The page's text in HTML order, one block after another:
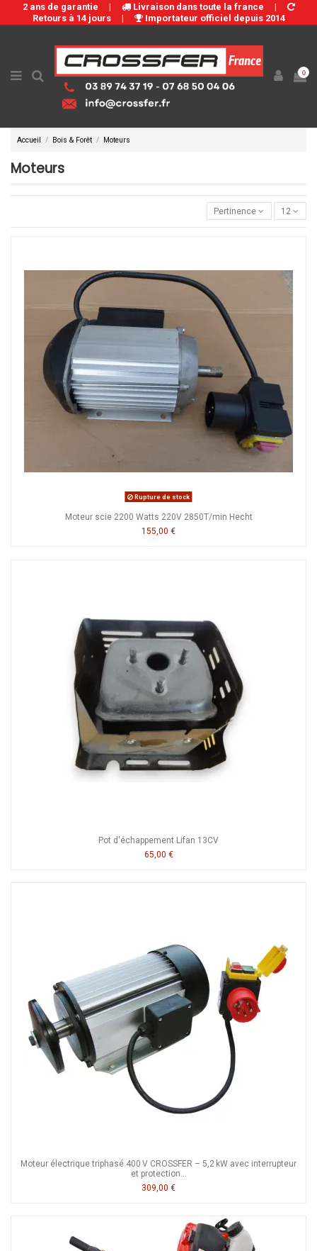
2 ans de garantie | Livraison dans toute la france
|
Retours à 14 jours
| Importateur officiel depuis 2014
0
Accueil Bois & Forêt Moteurs
Moteurs
Pertinence 12
Rupture de stock
Moteur scie 2200 Watts 220V 2850T/min Hecht
155,00 €
Pot d'échappement Lifan 13CV
65,00 €
Moteur électrique triphasé 400 V CROSSFER – 5,2 kW avec interrupteur
et protection...
309,00 €